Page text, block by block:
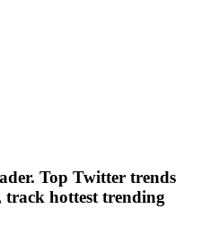
Top Twitter trends
track hottest trending